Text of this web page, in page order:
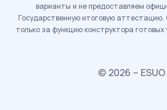
варианты и не предоставляем
Государственную итоговую
только за функцию конструктора готовых
© 2026 – ESUO